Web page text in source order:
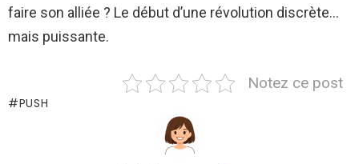
faire son alliée ? Le début d’une révolution discrète…
mais puissante.
Notez ce post
PUSH